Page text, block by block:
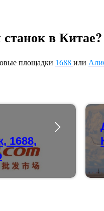
в Китае?
площадки 1688 или
1688,